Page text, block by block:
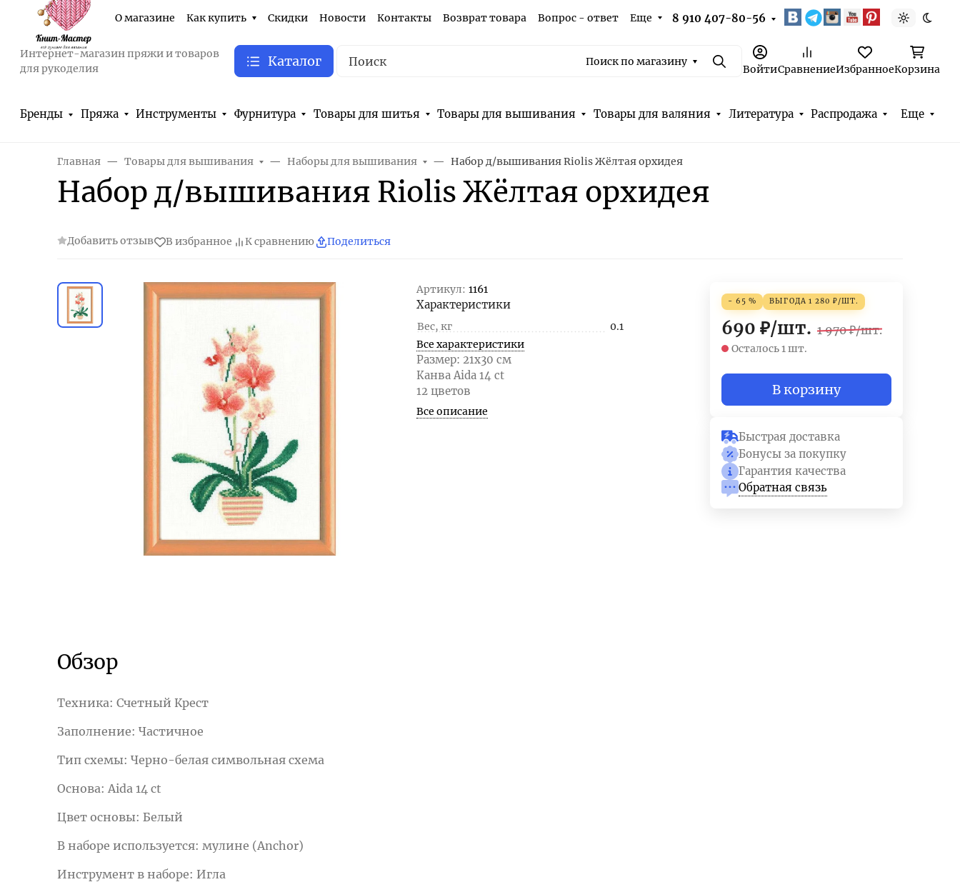
О магазине Как купить Скидки Новости Контакты Возврат товара Вопрос - ответ Еще 8 910 407-80-56 Светлая
Интернет-магазин пряжи и товаров
для рукоделия
Каталог Поиск по магазину ПоискВойтиСравнениеИзбранноеКорзина
Бренды Пряжа Инструменты Фурнитура Товары для шитья Товары для вышивания Товары для валяния Литература Распродажа Еще
Главная Товары для вышивания Наборы для вышивания Набор д/вышивания Riolis Жёлтая орхидея
Набор д/вышивания Riolis Жёлтая орхидея
Добавить отзыв В избранное К сравнению Поделиться
Артикул: 1161
Характеристики
Вес, кг
0.1
Все характеристики
Размер: 21x30 см
Канва Aida 14 ct
12 цветов
Все описание
- 65 % ВЫГОДА1 280 ₽/ШТ.
690 ₽/шт. 1 970 ₽/шт.
Осталось 1 шт.
В корзину
Быстрая доставка
Бонусы за покупку
Гарантия качества
Обратная связь
Обзор
Техника: Счетный Крест
Заполнение: Частичное
Тип схемы: Черно-белая символьная схема
Основа: Aida 14 ct
Цвет основы: Белый
В наборе используется: мулине (Anchor)
Инструмент в наборе: Игла